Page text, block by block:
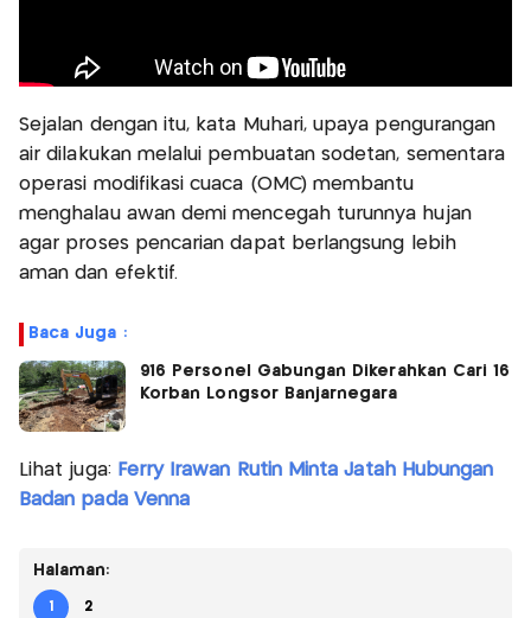
Sejalan dengan itu, kata Muhari, upaya pengurangan
air dilakukan melalui pembuatan sodetan, sementara
operasi modifikasi cuaca (OMC) membantu
menghalau awan demi mencegah turunnya hujan
agar proses pencarian dapat berlangsung lebih
aman dan efektif.
Baca Juga :
916 Personel Gabungan Dikerahkan Cari 16
Korban Longsor Banjarnegara
Lihat juga: Ferry Irawan Rutin Minta Jatah Hubungan
Badan pada Venna
Halaman:
1 2